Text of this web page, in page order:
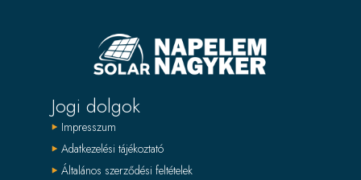
Jogi dolgok
Impresszum
Adatkezelési tájékoztató
Általános szerződési feltételek